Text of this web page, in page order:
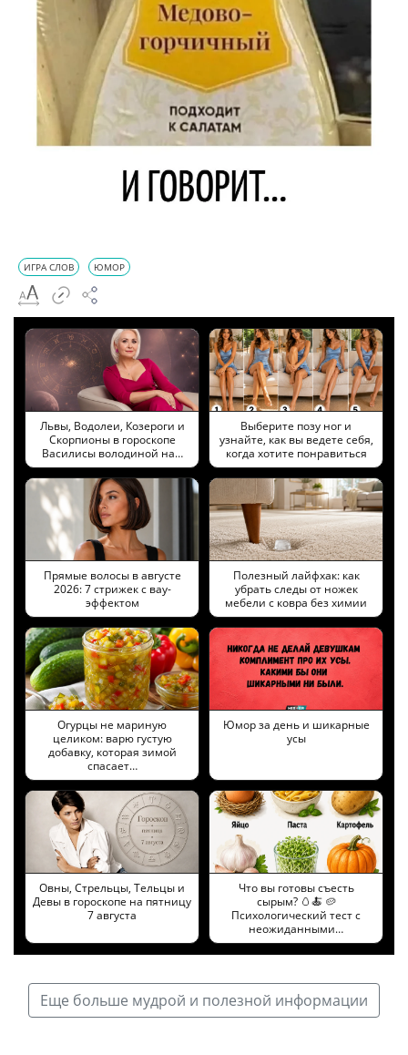
ИГРА СЛОВ ЮМОР
Львы, Водолеи, Козероги и
Скорпионы в гороскопе
Василисы володиной на…
Выберите позу ног и
узнайте, как вы ведете себя,
когда хотите понравиться
Прямые волосы в августе
2026: 7 стрижек с вау-
эффектом
Полезный лайфхак: как
убрать следы от ножек
мебели с ковра без химии
Огурцы не мариную
целиком: варю густую
добавку, которая зимой
спасает…
Юмор за день и шикарные
усы
Овны, Стрельцы, Тельцы и
Девы в гороскопе на пятницу
7 августа
Что вы готовы съесть
сырым? 🥚🍝 🥔
Психологический тест с
неожиданными…
Еще больше мудрой и полезной информации